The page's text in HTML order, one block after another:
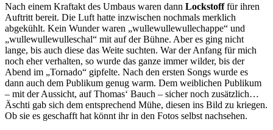
Nach einem Kraftakt des Umbaus waren dann Lockstofffür ihren
Auftritt bereit. Die Luft hatte inzwischen nochmals merklich
abgekühlt. Kein Wunder waren „wullewullewullechappe“ und
„wullewullewulleschal“ mit auf der Bühne. Aber es ging nicht
lange, bis auch diese das Weite suchten. War der Anfang für mich
noch eher verhalten, so wurde das ganze immer wilder, bis der
Abend im „Tornado“ gipfelte. Nach den ersten Songs wurde es
dann auch dem Publikum genug warm. Dem weiblichen Publikum
– mit der Aussicht, auf Thomas‘ Bauch – sicher noch zusätzlich…
Äschti gab sich dem entsprechend Mühe, diesen ins Bild zu kriegen.
Ob sie es geschafft hat könnt ihr in den Fotos selbst nachsehen.